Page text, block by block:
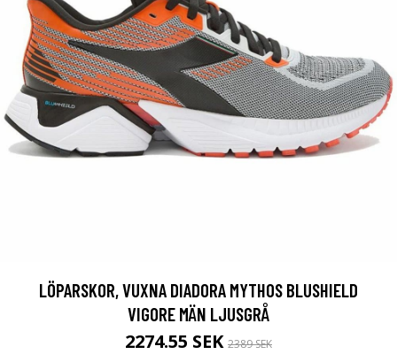
LÖPARSKOR, VUXNA DIADORA MYTHOS BLUSHIELD
VIGORE MÄN LJUSGRÅ
2274.55 SEK 2389 SEK